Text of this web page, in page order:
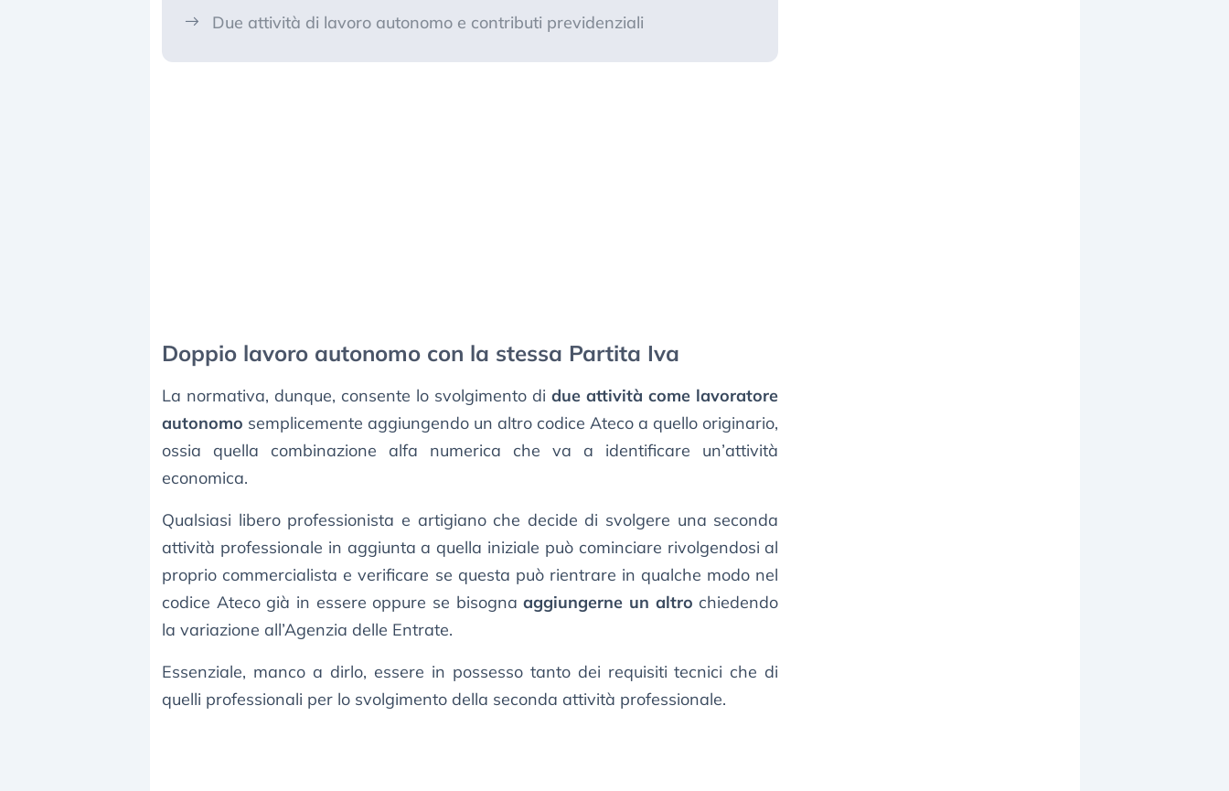
Due attività di lavoro autonomo e contributi previdenziali
Doppio lavoro autonomo con la stessa Partita Iva
La normativa, dunque, consente lo svolgimento didue attività come lavoratore
autonomo semplicemente aggiungendo un altro codice Ateco a quello originario,
ossia quella combinazione alfa numerica che va a identificare un’attività
economica.
Qualsiasi libero professionista e artigiano che decide di svolgere una seconda
attività professionale in aggiunta a quella iniziale può cominciare rivolgendosi al
proprio commercialista e verificare se questa può rientrare in qualche modo nel
codice Ateco già in essere oppure se bisognaaggiungerne un altro chiedendo
la variazione all’Agenzia delle Entrate.
Essenziale, manco a dirlo, essere in possesso tanto dei requisiti tecnici che di
quelli professionali per lo svolgimento della seconda attività professionale.